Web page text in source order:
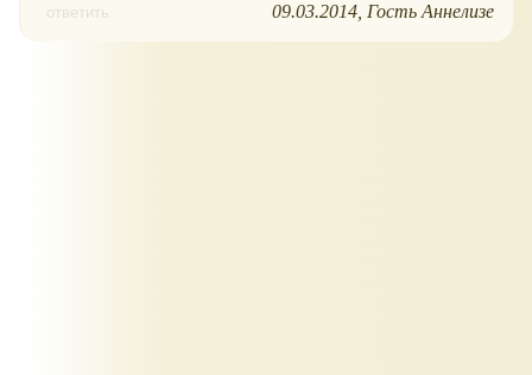
ответить 09.03.2014 Гость Аннелизе